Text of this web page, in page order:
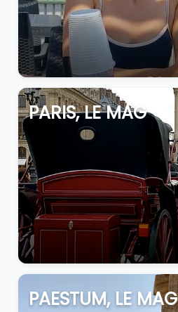
PARIS, LE MAG
PAESTUM, LE MAG